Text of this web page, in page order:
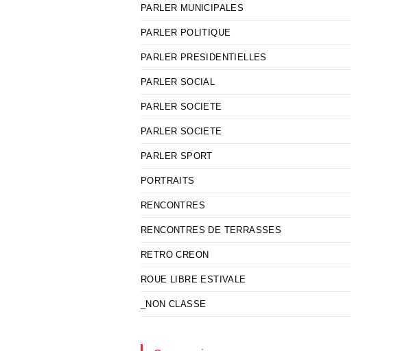
PARLER MUNICIPALES
PARLER POLITIQUE
PARLER PRESIDENTIELLES
PARLER SOCIAL
PARLER SOCIETE
PARLER SOCIETE
PARLER SPORT
PORTRAITS
RENCONTRES
RENCONTRES DE TERRASSES
RETRO CREON
ROUE LIBRE ESTIVALE
_NON CLASSE